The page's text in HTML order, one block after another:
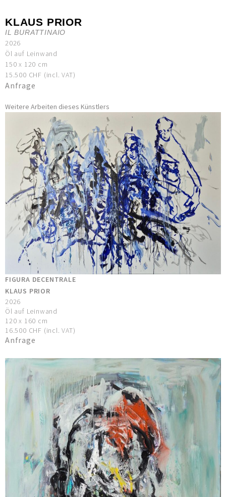
KLAUS PRIOR
IL BURATTINAIO
2026
Öl auf Leinwand
150 x 120 cm
15.500 CHF (incl. VAT)
Anfrage
Weitere Arbeiten dieses Künstlers
FIGURA DECENTRALE
KLAUS PRIOR
2026
Öl auf Leinwand
120 x 160 cm
16.500 CHF (incl. VAT)
Anfrage